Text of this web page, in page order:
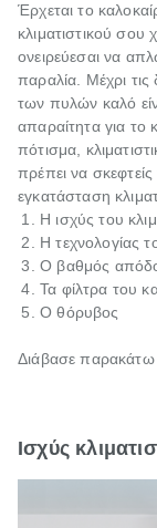
Έρχεται το
κλιματιστικού σου
ονειρεύεσαι να
παραλία. Μέχρι τις
των πυλών καλό
απαραίτητα για το
πότισμα,
πρέπει να
εγκατάσταση
Η ισχύς του
Η τεχνολογίας
Ο βαθμός
Τα φίλτρα του
Ο θόρυβος
Διάβασε παρακάτω
Ισχύς